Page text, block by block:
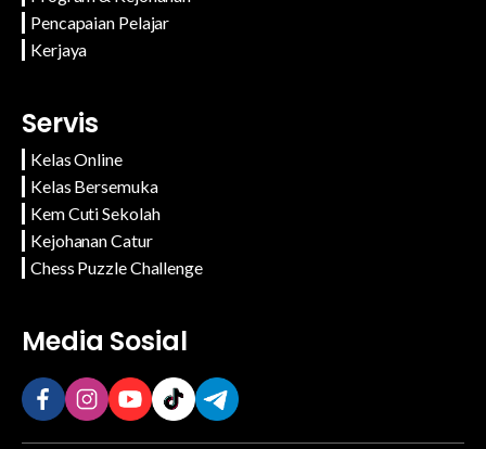
Pencapaian Pelajar
Kerjaya
Servis
Kelas Online
Kelas Bersemuka
Kem Cuti Sekolah
Kejohanan Catur
Chess Puzzle Challenge
Media Sosial